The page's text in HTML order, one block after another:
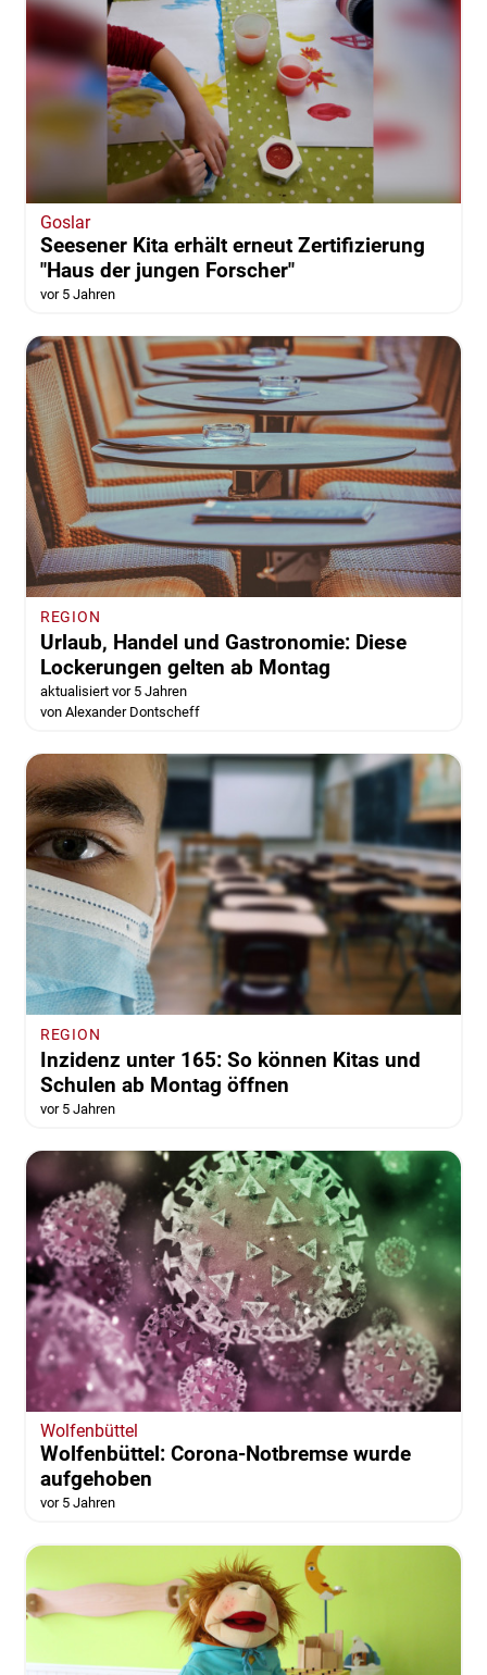
Goslar
Seesener Kita erhält erneut Zertifizierung
"Haus der jungen Forscher"
vor 5 Jahren
REGION
Urlaub, Handel und Gastronomie: Diese
Lockerungen gelten ab Montag
aktualisiert vor 5 Jahren
von Alexander Dontscheff
REGION
Inzidenz unter 165: So können Kitas und
Schulen ab Montag öffnen
vor 5 Jahren
Wolfenbüttel
Wolfenbüttel: Corona-Notbremse wurde
aufgehoben
vor 5 Jahren